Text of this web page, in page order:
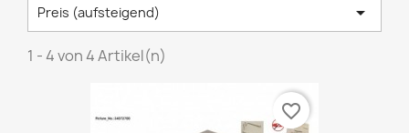
Preis (aufsteigend) 
1 - 4 von 4 Artikel(n)
favorite_border